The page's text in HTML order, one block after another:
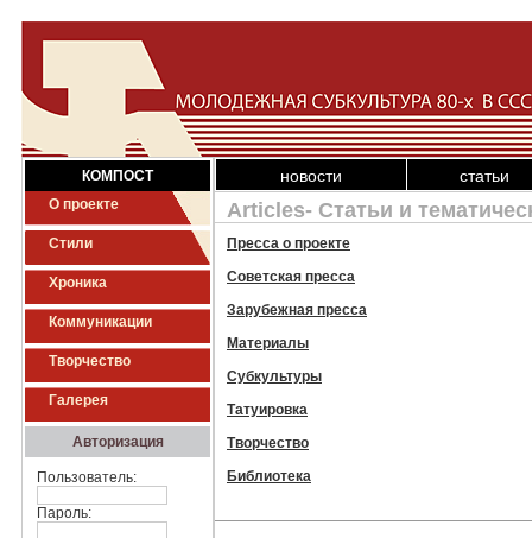
КОМПОСТ
О проекте
Стили
Хроника
Коммуникации
Творчество
Галерея
Авторизация
Пользователь:
Пароль:
новости статьи
Articles- Статьи и
Пресса о проекте
Советская пресса
Зарубежная пресса
Материалы
Субкультуры
Татуировка
Творчество
Библиотека